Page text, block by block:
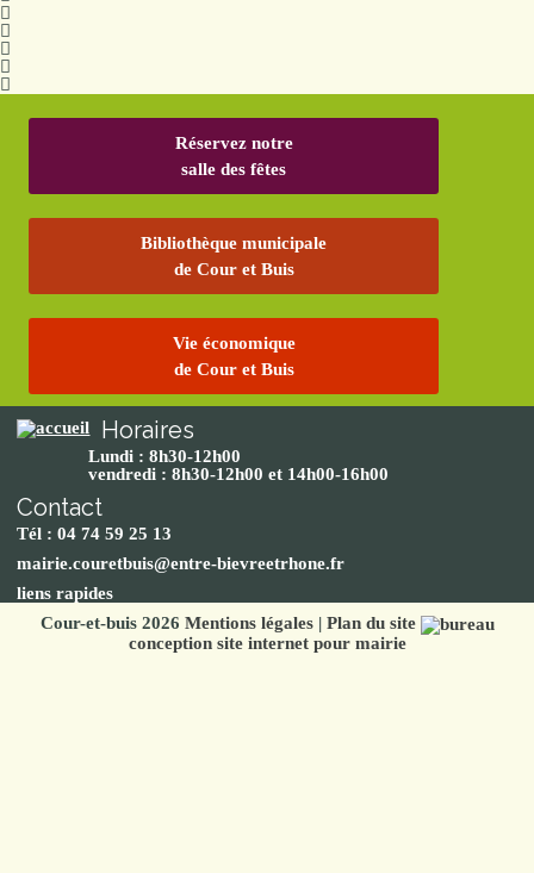
Réservez notre
salle des fêtes
Bibliothèque municipale
de Cour et Buis
Vie économique
de Cour et Buis
Horaires
Lundi : 8h30-12h00
vendredi : 8h30-12h00 et 14h00-16h00
Contact
Tél : 04 74 59 25 13
mairie.couretbuis@entre-bievreetrhone.fr
liens rapides
Cour-et-buis 2026 Mentions légales| Plan du site
conception site internet pour mairie